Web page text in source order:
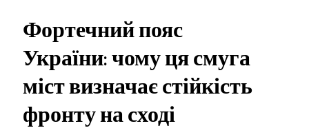
Фортечний пояс
України: чому ця смуга
міст визначає стійкість
фронту на сході